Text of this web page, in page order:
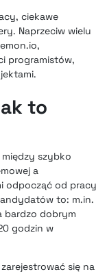
ciekawe
Naprzeciw wielu
programistów,
to
szybko
a
odpocząć od pracy
to: m.in.
bardzo dobrym
godzin w
się na